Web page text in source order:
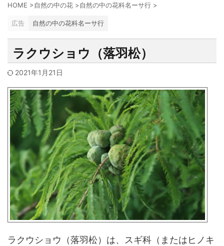
HOME >自然の中の花 >自然の中の花科名ーサ行 >
広告 自然の中の花科名ーサ行
ラクウショウ（落羽松）
2021年1月21日
ラクウショウ（落羽松）は、スギ科（またはヒノキ